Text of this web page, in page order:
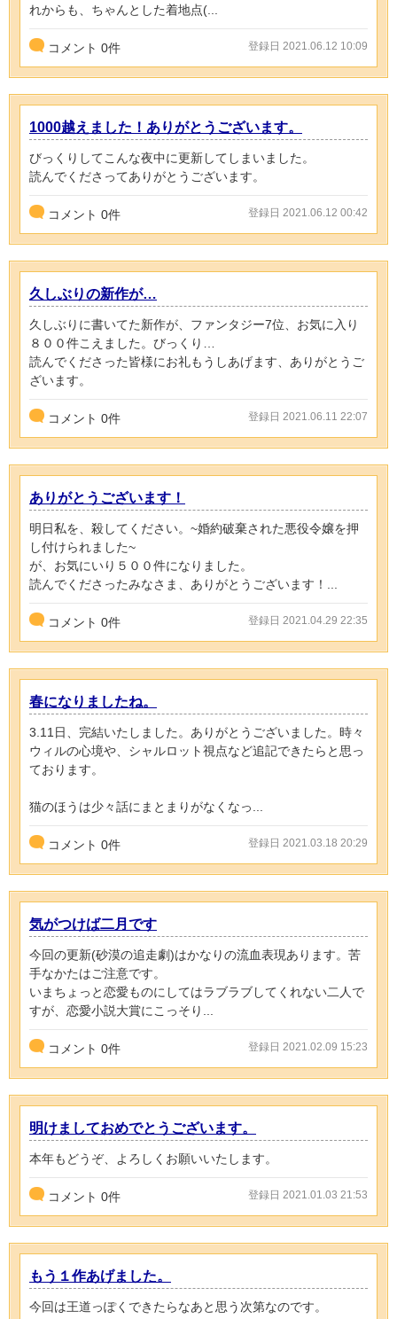
れからも、ちゃんとした着地点(...
コメント 0件 登録日 2021.06.12 10:09
1000越えました！ありがとうございます。
びっくりしてこんな夜中に更新してしまいました。
読んでくださってありがとうございます。
コメント 0件 登録日 2021.06.12 00:42
久しぶりの新作が…
久しぶりに書いてた新作が、ファンタジー7位、お気に入り
８００件こえました。びっくり…
読んでくださった皆様にお礼もうしあげます、ありがとうご
ざいます。
コメント 0件 登録日 2021.06.11 22:07
ありがとうございます！
明日私を、殺してください。~婚約破棄された悪役令嬢を押
し付けられました~
が、お気にいり５００件になりました。
読んでくださったみなさま、ありがとうございます！...
コメント 0件 登録日 2021.04.29 22:35
春になりましたね。
3.11日、完結いたしました。ありがとうございました。時々
ウィルの心境や、シャルロット視点など追記できたらと思っ
ております。
猫のほうは少々話にまとまりがなくなっ...
コメント 0件 登録日 2021.03.18 20:29
気がつけば二月です
今回の更新(砂漠の追走劇)はかなりの流血表現あります。苦
手なかたはご注意です。
いまちょっと恋愛ものにしてはラブラブしてくれない二人で
すが、恋愛小説大賞にこっそり...
コメント 0件 登録日 2021.02.09 15:23
明けましておめでとうございます。
本年もどうぞ、よろしくお願いいたします。
コメント 0件 登録日 2021.01.03 21:53
もう１作あげました。
今回は王道っぽくできたらなあと思う次第なのです。